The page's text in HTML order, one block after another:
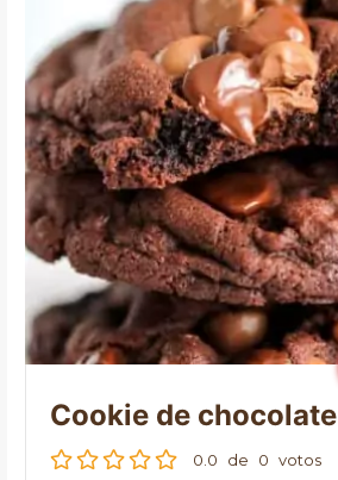
Cookie de chocolate
0.0 de 0 votos